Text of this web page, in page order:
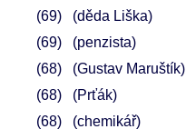
69
(děda Liška)
69
(penzista)
68
(Gustav Maruštík)
68
(Prťák)
68
(chemikář)